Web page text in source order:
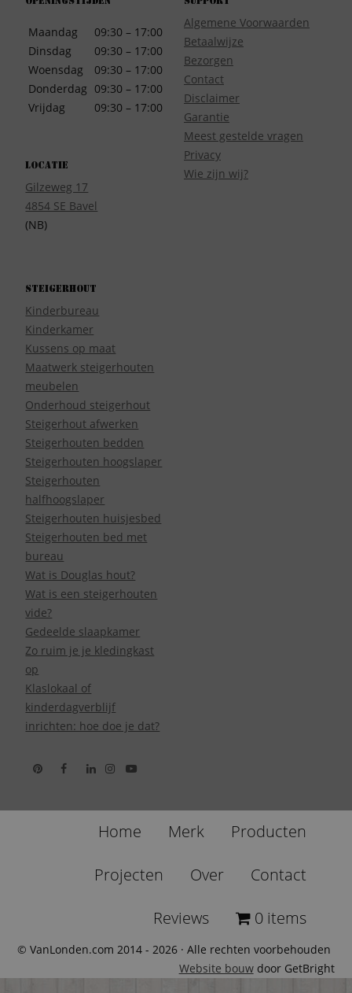
Maandag
Dinsdag
Woensdag
Donderdag
Vrijdag
09:30 – 17:00
09:30 – 17:00
09:30 – 17:00
09:30 – 17:00
09:30 – 17:00
Locatie
Gilzeweg 17
4854 SE Bavel
(NB)
Algemene Voorwaarden
Betaalwijze
Bezorgen
Contact
Disclaimer
Garantie
Meest gestelde vragen
Privacy
Wie zijn wij?
Steigerhout
Kinderbureau
Kinderkamer
Kussens op maat
Maatwerk steigerhouten
meubelen
Onderhoud steigerhout
Steigerhout afwerken
Steigerhouten bedden
Steigerhouten hoogslaper
Steigerhouten
halfhoogslaper
Steigerhouten huisjesbed
Steigerhouten bed met
bureau
Wat is Douglas hout?
Wat is een steigerhouten
vide?
Gedeelde slaapkamer
Zo ruim je je kledingkast
op
Klaslokaal of
kinderdagverblijf
inrichten: hoe doe je dat?
Home Merk Producten
Projecten Over Contact
Reviews 0 items
© VanLonden.com 2014 - 2026 · Alle rechten voorbehouden
Website bouwdoor GetBright